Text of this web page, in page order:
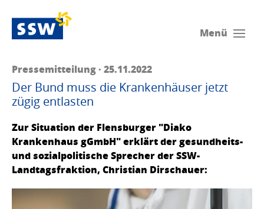
Menü
Pressemitteilung · 25.11.2022
Der Bund muss die Krankenhäuser jetzt
zügig entlasten
Zur Situation der Flensburger "Diako
Krankenhaus gGmbH" erklärt der gesundheits-
und sozialpolitische Sprecher der SSW-
Landtagsfraktion, Christian Dirschauer: